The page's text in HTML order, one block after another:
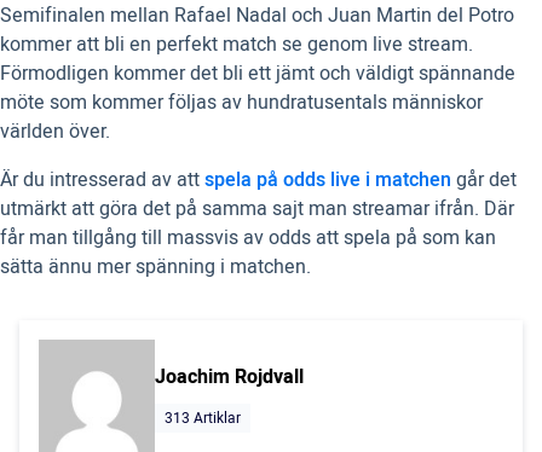
Semifinalen mellan Rafael Nadal och Juan Martin del Potro
kommer att bli en perfekt match se genom live stream.
Förmodligen kommer det bli ett jämt och väldigt spännande
möte som kommer följas av hundratusentals människor
världen över.
Är du intresserad av attspela på odds live i matchen går det
utmärkt att göra det på samma sajt man streamar ifrån. Där
får man tillgång till massvis av odds att spela på som kan
sätta ännu mer spänning i matchen.
Joachim Rojdvall
313 Artiklar